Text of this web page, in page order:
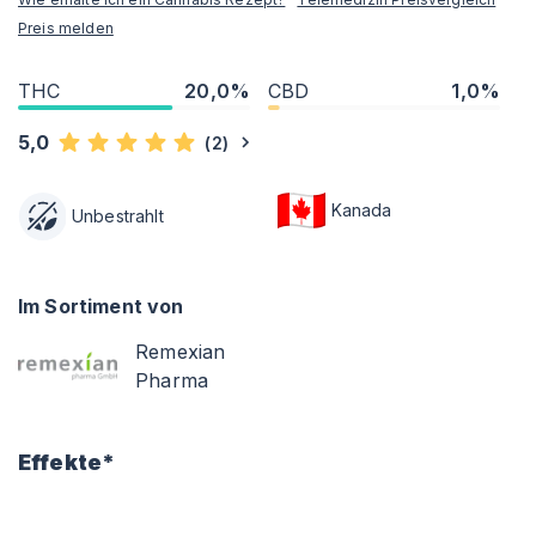
Preis melden
THC 20,0% CBD 1,0%
5,0 (2)
Unbestrahlt Kanada
Im Sortiment von
Remexian
Pharma
Effekte*